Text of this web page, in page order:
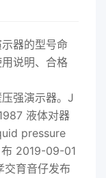
器的型号命
说明、合格
强演示器。J
液体对器
pressure
2019-09-01
交育音仔发布